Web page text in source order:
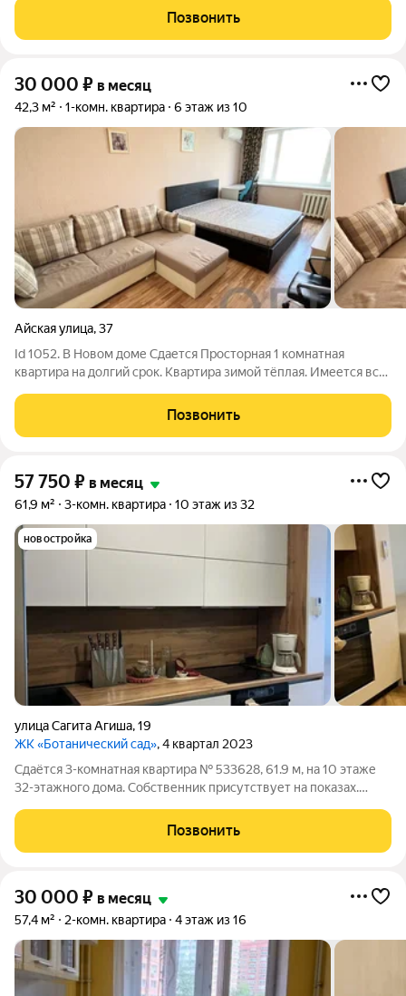
оплачиваются отдельно. По условиям проживания: без детей,
без питомцев. Срок
Позвонить
30 000 ₽ в месяц
42,3 м² 1-комн. квартира 6 этаж из 10
Айская улица,37
Id 1052. В Новом доме Сдается Просторная 1 комнатная
квартира на долгий срок. Квартира зимой тёплая. Имеется всё
дома: рядом остановка, 2 школы, детский садик, магазины,
супермаркеты, ТРЦ
Позвонить
57 750 ₽ в месяц
61,9 м² 3-комн. квартира 10 этаж из 32
новостройка
улица Сагита Агиша,19
ЖК «Ботанический сад», 4 квартал 2023
Сдаётся 3-комнатная квартира № 533628, 61.9 м, на 10 этаже
32-этажного дома. Собственник присутствует на показах.
оплачиваются отдельно. По условиям проживания: можно с
детьми, без питомцев. Срок
Позвонить
30 000 ₽ в месяц
57,4 м² 2-комн. квартира 4 этаж из 16